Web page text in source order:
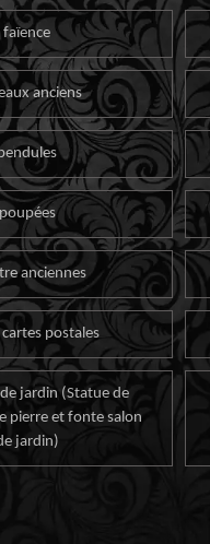
faïence
anciens
anciennes
cartes postales
jardin (Statue de
pierre et fonte salon
jardin)